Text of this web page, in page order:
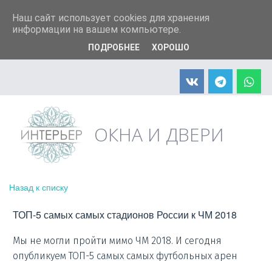
+7 (904) 598-90-66 info@interier33.ru
АКЦИЯ! Москитная сетка в подарок
ОКНА И ДВЕРИ
Назад к списку
ТОП-5 самых самых стадионов России к ЧМ 2018
Мы не могли пройти мимо ЧМ 2018. И сегодня
опубликуем ТОП-5 самых самых футбольных арен
Наш сайт использует cookies для хранения
информации на вашем компьютере.
ПОДРОБНЕЕ ХОРОШО